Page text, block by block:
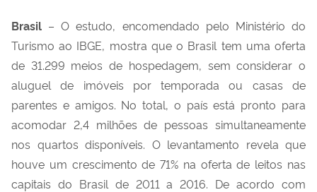
Brasil – O estudo, encomendado pelo Ministério do
Turismo ao IBGE, mostra que o Brasil tem uma oferta
de 31.299 meios de hospedagem, sem considerar o
aluguel de imóveis por temporada ou casas de
parentes e amigos. No total, o país está pronto para
acomodar 2,4 milhões de pessoas simultaneamente
nos quartos disponíveis. O levantamento revela que
houve um crescimento de 71% na oferta de leitos nas
capitais do Brasil de 2011 a 2016. De acordo com